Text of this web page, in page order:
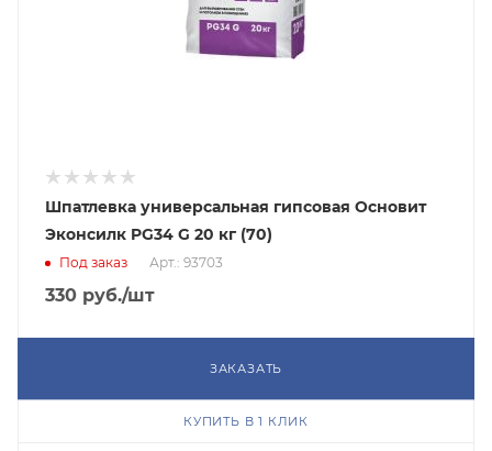
Шпатлевка универсальная гипсовая Основит
Эконсилк PG34 G 20 кг (70)
Под заказ Арт.: 93703
330 руб./шт
ЗАКАЗАТЬ
КУПИТЬ В 1 КЛИК